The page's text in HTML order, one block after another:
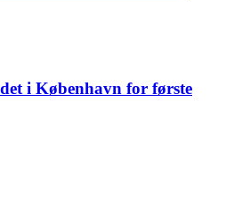
i København for første